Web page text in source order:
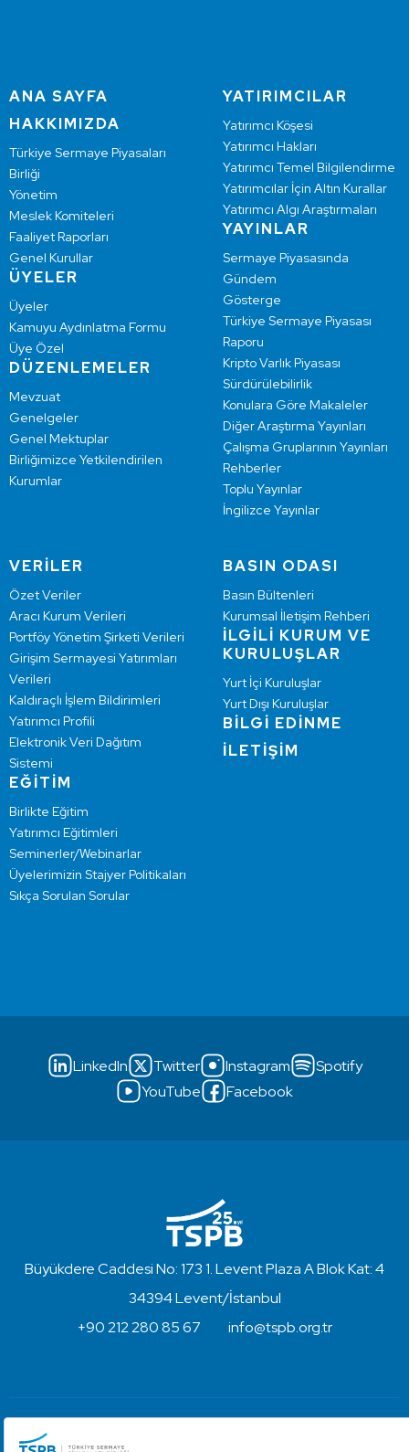
ANA SAYFA
HAKKIMIZDA
Türkiye Sermaye Piyasaları
Birliği
Yönetim
Meslek Komiteleri
Faaliyet Raporları
Genel Kurullar
ÜYELER
Üyeler
Kamuyu Aydınlatma Formu
Üye Özel
DÜZENLEMELER
Mevzuat
Genelgeler
Genel Mektuplar
Birliğimizce Yetkilendirilen
Kurumlar
YATIRIMCILAR
Yatırımcı Köşesi
Yatırımcı Hakları
Yatırımcı Temel Bilgilendirme
Yatırımcılar İçin Altın Kurallar
Yatırımcı Algı Araştırmaları
YAYINLAR
Sermaye Piyasasında
Gündem
Gösterge
Türkiye Sermaye Piyasası
Raporu
Kripto Varlık Piyasası
Sürdürülebilirlik
Konulara Göre Makaleler
Diğer Araştırma Yayınları
Çalışma Gruplarının Yayınları
Rehberler
Toplu Yayınlar
İngilizce Yayınlar
VERİLER
Özet Veriler
Aracı Kurum Verileri
Portföy Yönetim Şirketi Verileri
Girişim Sermayesi Yatırımları
Verileri
Kaldıraçlı İşlem Bildirimleri
Yatırımcı Profili
Elektronik Veri Dağıtım
Sistemi
EĞİTİM
Birlikte Eğitim
Yatırımcı Eğitimleri
Seminerler/Webinarlar
Üyelerimizin Stajyer Politikaları
Sıkça Sorulan Sorular
BASIN ODASI
Basın Bültenleri
Kurumsal İletişim Rehberi
İLGİLİ KURUM VE
KURULUŞLAR
Yurt İçi Kuruluşlar
Yurt Dışı Kuruluşlar
BİLGİ EDİNME
İLETİŞİM
LinkedIn Twitter Instagram
Spotify
YouTube
Facebook
Büyükdere Caddesi No: 173 1. Levent Plaza A Blok Kat: 4
34394 Levent/İstanbul
+90 212 280 85 67
info@tspb.org.tr